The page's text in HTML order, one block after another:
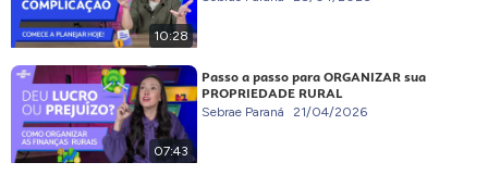
10:28
07:43
Passo a passo para ORGANIZAR sua
PROPRIEDADE RURAL
Sebrae Paraná 21/04/2026